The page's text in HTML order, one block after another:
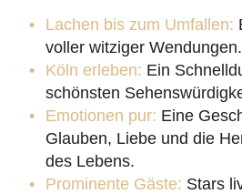
Lachen bis zum Umfallen:
voller witziger Wendungen.
Köln erleben: Ein
schönsten
Emotionen pur: Eine
Glauben, Liebe und die
des Lebens.
Prominente Gäste: Stars